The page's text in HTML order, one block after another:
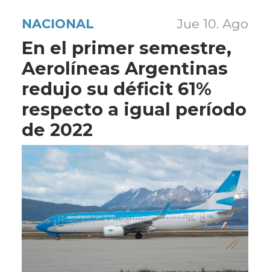
NACIONAL Jue 10. Ago
En el primer semestre,
Aerolíneas Argentinas
redujo su déficit 61%
respecto a igual período
de 2022